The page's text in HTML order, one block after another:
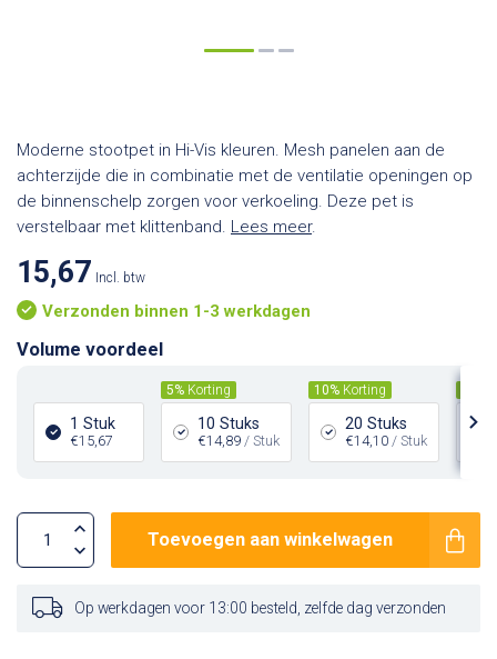
Moderne stootpet in Hi-Vis kleuren. Mesh panelen aan de
achterzijde die in combinatie met de ventilatie openingen op
de binnenschelp zorgen voor verkoeling. Deze pet is
verstelbaar met klittenband. Lees meer.
15,67 Incl. btw
Verzonden binnen 1-3 werkdagen
Volume voordeel
1 Stuk
€15,67
5% Korting
10 Stuks
€14,89 / Stuk
10% Korting
20 Stuks
€14,10 / Stuk
Toevoegen aan winkelwagen
Op werkdagen voor 13:00 besteld, zelfde dag verzonden